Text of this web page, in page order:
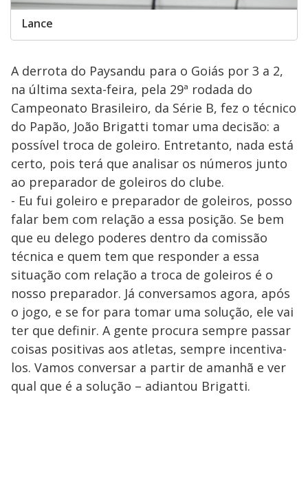
Lance
A derrota do Paysandu para o Goiás por 3 a 2,
na última sexta-feira, pela 29ª rodada do
Campeonato Brasileiro, da Série B, fez o técnico
do Papão, João Brigatti tomar uma decisão: a
possível troca de goleiro. Entretanto, nada está
certo, pois terá que analisar os números junto
ao preparador de goleiros do clube.
- Eu fui goleiro e preparador de goleiros, posso
falar bem com relação a essa posição. Se bem
que eu delego poderes dentro da comissão
técnica e quem tem que responder a essa
situação com relação a troca de goleiros é o
nosso preparador. Já conversamos agora, após
o jogo, e se for para tomar uma solução, ele vai
ter que definir. A gente procura sempre passar
coisas positivas aos atletas, sempre incentiva-
los. Vamos conversar a partir de amanhã e ver
qual que é a solução – adiantou Brigatti.